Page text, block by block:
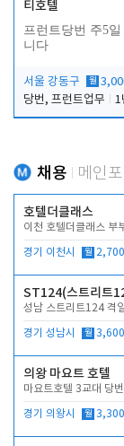
티호텔
프런트당번 주5
니다
서울 강동구 월
당번, 프런트업무
1
채용 메인
호텔더클래스
이천 호텔더클래스 부
경기 이천시 월
ST124(스트리트
성남 스트리트124 격
경기 성남시 월
의왕 마요트 호텔
마요트호텔 3교대 당
경기 의왕시 월